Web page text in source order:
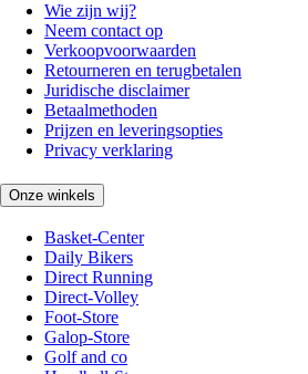
Wie zijn wij?
Neem contact op
Verkoopvoorwaarden
Retourneren en terugbetalen
Juridische disclaimer
Betaalmethoden
Prijzen en leveringsopties
Privacy verklaring
Onze winkels
Basket-Center
Daily Bikers
Direct Running
Direct-Volley
Foot-Store
Galop-Store
Golf and co